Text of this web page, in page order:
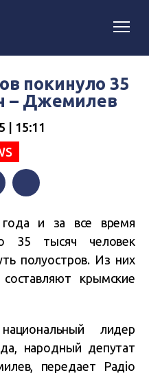
покинуло 35
– Джемилев
| 15:11
и за все время
35 тысяч человек
полуостров. Из них
крымские
лидер
народный депутат
передает Радіо